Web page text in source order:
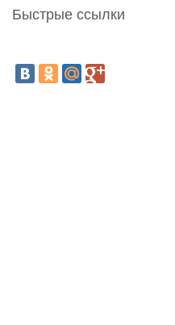
Быстрые ссылки